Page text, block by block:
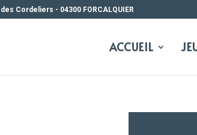
Cordeliers - 04300 FORCALQUIER
ACCUEIL